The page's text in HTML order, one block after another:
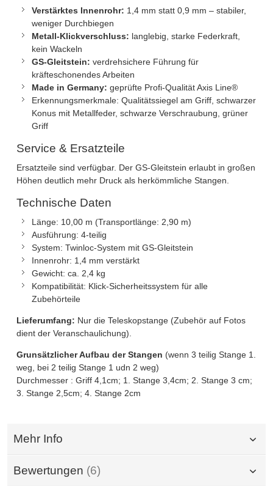
Verstärktes Innenrohr: 1,4 mm statt 0,9 mm – stabiler,
weniger Durchbiegen
Metall-Klickverschluss: langlebig, starke Federkraft,
kein Wackeln
GS-Gleitstein: verdrehsichere Führung für
kräfteschonendes Arbeiten
Made in Germany: geprüfte Profi-Qualität Axis Line®
Erkennungsmerkmale: Qualitätssiegel am Griff, schwarzer
Konus mit Metallfeder, schwarze Verschraubung, grüner
Griff
Service & Ersatzteile
Ersatzteile sind verfügbar. Der GS-Gleitstein erlaubt in großen
Höhen deutlich mehr Druck als herkömmliche Stangen.
Technische Daten
Länge: 10,00 m (Transportlänge: 2,90 m)
Ausführung: 4-teilig
System: Twinloc-System mit GS-Gleitstein
Innenrohr: 1,4 mm verstärkt
Gewicht: ca. 2,4 kg
Kompatibilität: Klick-Sicherheitssystem für alle
Zubehörteile
Lieferumfang: Nur die Teleskopstange (Zubehör auf Fotos
dient der Veranschaulichung).
Grunsätzlicher Aufbau der Stangen (wenn 3 teilig Stange 1.
weg, bei 2 teilig Stange 1 udn 2 weg)
Durchmesser : Griff 4,1cm; 1. Stange 3,4cm; 2. Stange 3 cm;
3. Stange 2,5cm; 4. Stange 2cm
Mehr Info
Bewertungen 6